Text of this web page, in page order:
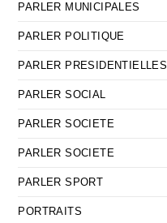
PARLER MUNICIPALES
PARLER POLITIQUE
PARLER PRESIDENTIELLES
PARLER SOCIAL
PARLER SOCIETE
PARLER SOCIETE
PARLER SPORT
PORTRAITS